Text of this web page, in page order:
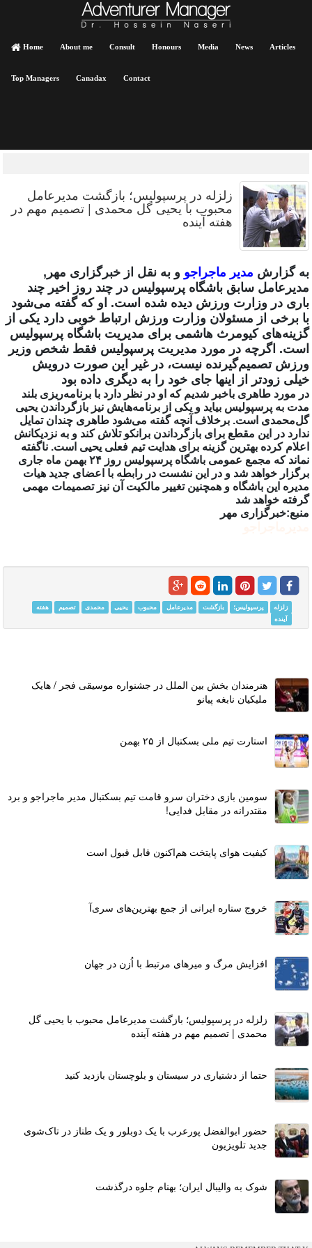
Home About me Consult Honours Media News Articles
Top Managers Canadax Contact
زلزله در پرسپولیس؛ بازگشت مدیرعامل
محبوب با یحیی گل محمدی | تصمیم مهم در
هفته آینده
به گزارش مدیر ماجراجو و به نقل از خبرگزاری مهر,
مدیرعامل سابق باشگاه پرسپولیس در چند روز اخیر چند
باری در وزارت ورزش دیده شده است. او که گفته می‌شود
با برخی از مسئولان وزارت ورزش ارتباط خوبی دارد یکی از
گزینه‌های کیومرث هاشمی برای مدیریت باشگاه پرسپولیس
است. اگرچه در مورد مدیریت پرسپولیس فقط شخص وزیر
ورزش تصمیم‌گیرنده نیست، در غیر این صورت درویش
خیلی زودتر از اینها جای خود را به دیگری داده بود
در مورد طاهری باخبر شدیم که او در نظر دارد با برنامه‌ریزی بلند
مدت به پرسپولیس بیاید و یکی از برنامه‌هایش نیز بازگرداندن یحیی
گل‌محمدی است. برخلاف آنچه گفته می‌شود طاهری چندان تمایل
ندارد در این مقطع برای بازگرداندن برانکو تلاش کند و به نزدیکانش
اعلام کرده بهترین گزینه برای هدایت تیم فعلی یحیی است. ناگفته
نماند که مجمع عمومی باشگاه پرسپولیس روز۲۴ بهمن ماه جاری
برگزار خواهد شد و در این نشست در رابطه با اعضای جدید هیات
مدیره این باشگاه و همچنین تغییر مالکیت آن نیز تصمیمات مهمی
گرفته خواهد شد
منبع:خبرگزاری مهر
زلزله پرسپولیس؛ بازگشت مدیرعامل محبوب یحیی محمدی تصمیم
هفته
آینده
هنرمندان بخش بین الملل در جشنواره موسیقی فجر / هایک
ملیکیان نابغه پیانو
استارت تیم ملی بسکتبال از ۲۵ بهمن
سومین بازی دختران سرو قامت تیم بسکتبال مدیر ماجراجو و برد
مقتدرانه در مقابل فدایی!
کیفیت هوای پایتخت هم‌اکنون قابل قبول است
خروج ستاره ایرانی از جمع بهترین‌های سری‌آ
افزایش مرگ و میرهای مرتبط با اُزن در جهان
زلزله در پرسپولیس؛ بازگشت مدیرعامل محبوب با یحیی گل
محمدی | تصمیم مهم در هفته آینده
حتما از دشتیاری در سیستان و بلوچستان بازدید کنید
حضور ابوالفضل پورعرب با یک دوبلور و یک طناز در تاک‌شوی
جدید تلویزیون
شوک به والیبال ایران؛ بهنام جلوه درگذشت